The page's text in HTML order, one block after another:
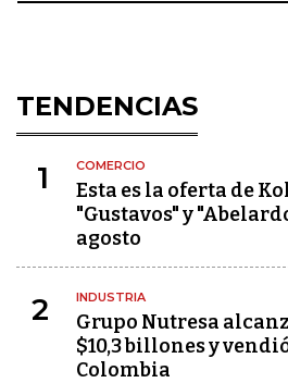
TENDENCIAS
1 COMERCIO
Esta es la oferta de
"Gustavos" y
agosto
2 INDUSTRIA
Grupo Nutresa
$10,3 billones y
Colombia